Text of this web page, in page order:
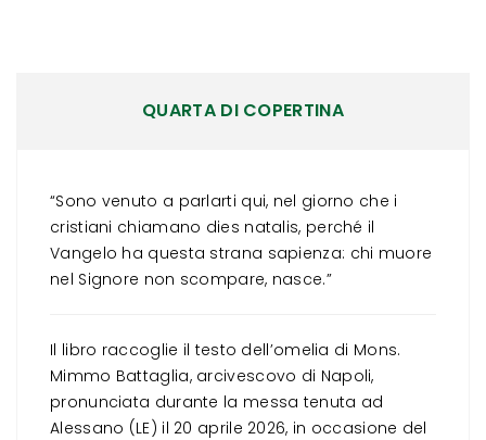
QUARTA DI COPERTINA
“Sono venuto a parlarti qui, nel giorno che i
cristiani chiamano dies natalis, perché il
Vangelo ha questa strana sapienza: chi muore
nel Signore non scompare, nasce.”
Il libro raccoglie il testo dell’omelia di Mons.
Mimmo Battaglia, arcivescovo di Napoli,
pronunciata durante la messa tenuta ad
Alessano (LE) il 20 aprile 2026, in occasione del